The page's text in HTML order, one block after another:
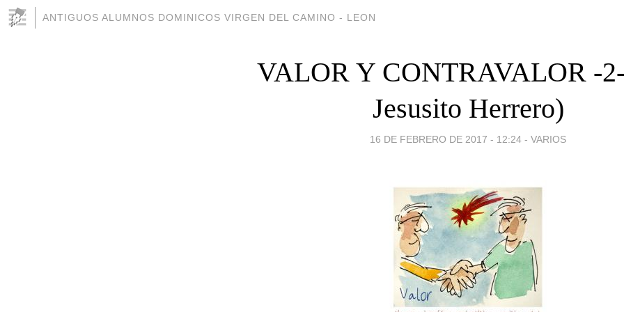
ANTIGUOS ALUMNOS DOMINICOS VIRGEN DEL CAMINO - LEON
VALOR Y CONTRAVALOR -
Jesusito Herrero)
16 DE FEBRERO DE 2017 - 12:24 - VARIOS